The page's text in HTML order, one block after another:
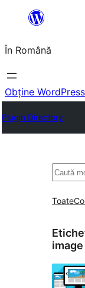
conținut
În Română
Obține WordPress
Plugin Directory
Caută
Toate